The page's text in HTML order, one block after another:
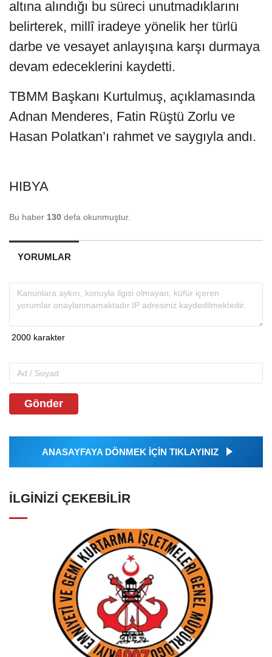
altına alındığı bu süreci unutmadıklarını
belirterek, millî iradeye yönelik her türlü
darbe ve vesayet anlayışına karşı durmaya
devam edeceklerini kaydetti.
TBMM Başkanı Kurtulmuş, açıklamasında
Adnan Menderes, Fatin Rüştü Zorlu ve
Hasan Polatkan’ı rahmet ve saygıyla andı.
HIBYA
Bu haber 130 defa okunmuştur.
YORUMLAR
Gönder
ANASAYFAYA DÖNMEK İÇİN TIKLAYINIZ
İLGINIZI ÇEKEBILIR